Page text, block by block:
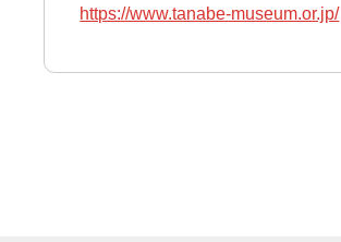
https://www.tanabe-museum.or.jp/